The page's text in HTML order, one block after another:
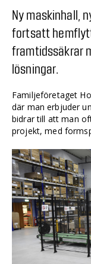
Ny maskinhall,
fortsatt
framtidssäkrar
lösningar.
Familjeföretaget
där man erbjuder
bidrar till att man
projekt, med